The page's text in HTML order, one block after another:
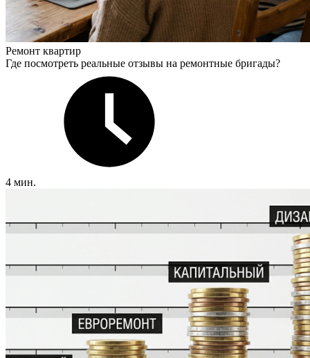
Ремонт квартир
Где посмотреть реальные отзывы на ремонтные бригады?
4 мин.